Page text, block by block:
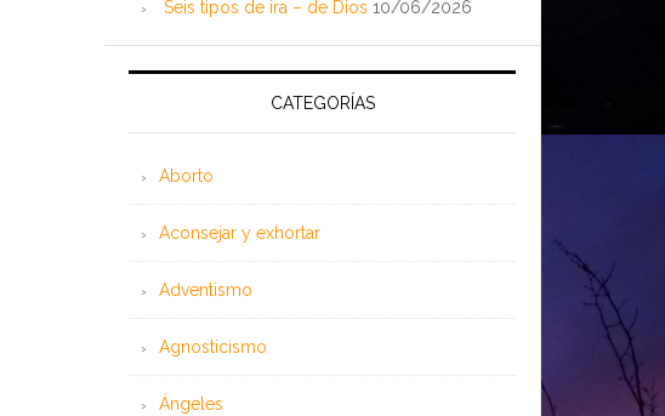
Seis tipos de ira – de Dios 10/06/2026
CATEGORÍAS
Aborto
Aconsejar y exhortar
Adventismo
Agnosticismo
Ángeles